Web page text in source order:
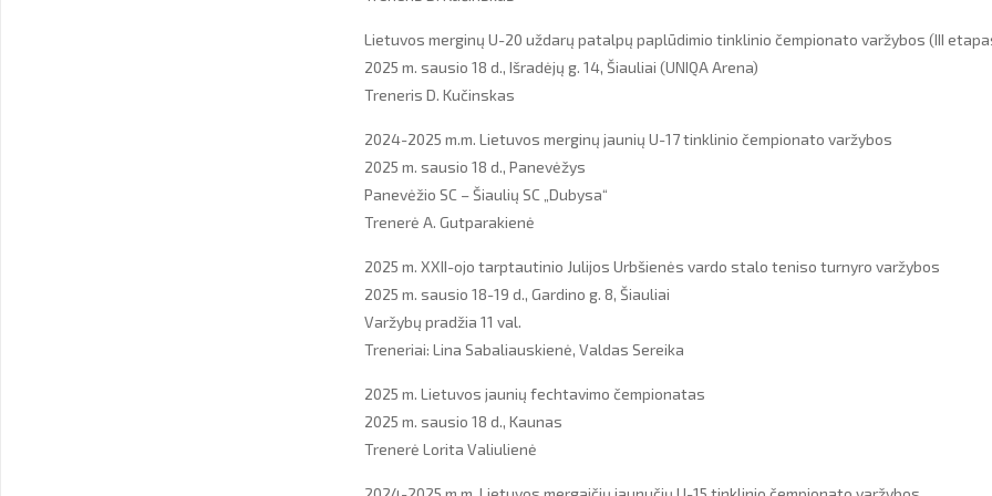
Lietuvos merginų U-20 uždarų patalpų paplūdimio tinklinio čempionato varžybos (III
2025 m. sausio 18 d., Išradėjų g. 14, Šiauliai (UNIQA Arena)
Treneris D. Kučinskas
2024-2025 m.m. Lietuvos merginų jaunių U-17 tinklinio čempionato varžybos
2025 m. sausio 18 d., Panevėžys
Panevėžio SC – Šiaulių SC „Dubysa“
Trenerė A. Gutparakienė
2025 m. XXII-ojo tarptautinio Julijos Urbšienės vardo stalo teniso turnyro varžybos
2025 m. sausio 18-19 d., Gardino g. 8, Šiauliai
Varžybų pradžia 11 val.
Treneriai: Lina Sabaliauskienė, Valdas Sereika
2025 m. Lietuvos jaunių fechtavimo čempionatas
2025 m. sausio 18 d., Kaunas
Trenerė Lorita Valiulienė